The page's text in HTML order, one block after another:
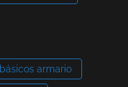
básicos armario